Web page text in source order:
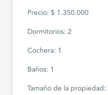
Precio: $ 1.350.000
Dormitorios: 2
Cochera: 1
Baños: 1
Tamaño de la propiedad: